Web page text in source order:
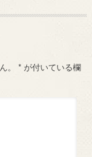
。 * が付いている欄